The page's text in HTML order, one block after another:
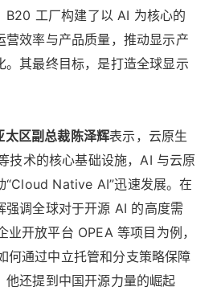
B20 工厂构建了以 AI 为核心的
营效率与产品质量，推动显示产
。其最终目标，是打造全球显示
区副总裁陈泽辉表示，云原生
技术的核心基础设施，AI 与云原
“Cloud Native AI”迅速发展。在
强调全球对于开源 AI 的高度需
开放平台 OPEA 等项目为例，
何通过中立托管和分支策略保障
他还提到中国开源力量的崛起